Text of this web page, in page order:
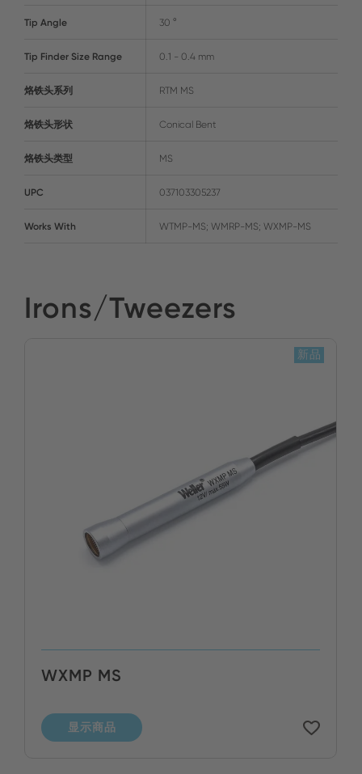
Tip Angle 30 °
Tip Finder Size Range 0.1 - 0.4 mm
烙铁头系列 RTM MS
烙铁头形状 Conical Bent
烙铁头类型 MS
UPC 037103305237
Works With WTMP-MS; WMRP-MS; WXMP-MS
Irons/Tweezers
WXMP MS
显示商品
新品